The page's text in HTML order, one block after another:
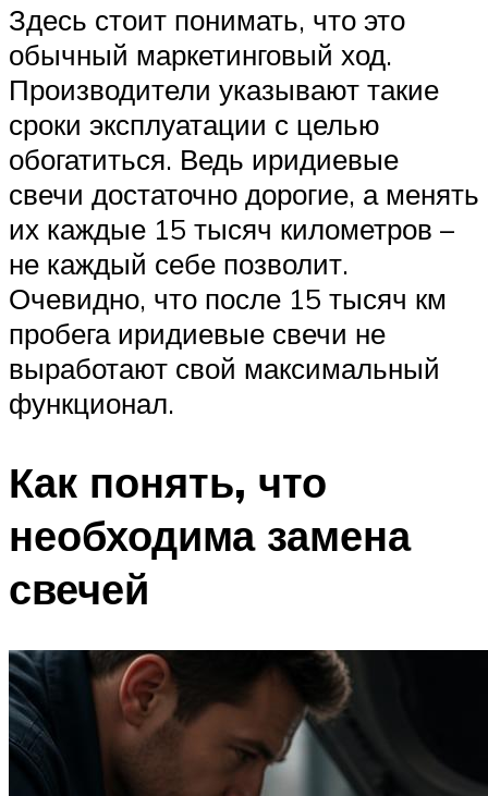
Здесь стоит понимать, что это
обычный маркетинговый ход.
Производители указывают такие
сроки эксплуатации с целью
обогатиться. Ведь иридиевые
свечи достаточно дорогие, а менять
их каждые 15 тысяч километров –
не каждый себе позволит.
Очевидно, что после 15 тысяч км
пробега иридиевые свечи не
выработают свой максимальный
функционал.
Как понять, что
необходима замена
свечей